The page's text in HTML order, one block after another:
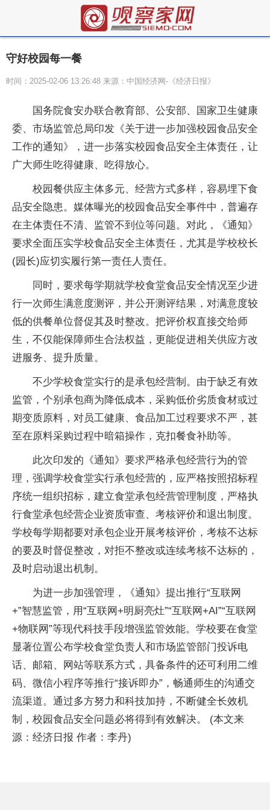
守好校园每一餐
时间：2025-02-06 13:26:48 来源：中国经济网-《经济日报》
国务院食安办联合教育部、公安部、国家卫生健康
委、市场监管总局印发《关于进一步加强校园食品安全
工作的通知》，进一步落实校园食品安全主体责任，让
广大师生吃得健康、吃得放心。
校园餐供应主体多元、经营方式多样，容易埋下食
品安全隐患。媒体曝光的校园食品安全事件中，普遍存
在主体责任不清、监管不到位等问题。对此，《通知》
要求全面压实学校食品安全主体责任，尤其是学校校长
(园长)应切实履行第一责任人责任。
同时，要求每学期就学校食堂食品安全情况至少进
行一次师生满意度测评，并公开测评结果，对满意度较
低的供餐单位督促其及时整改。把评价权直接交给师
生，不仅能保障师生合法权益，更能促进相关供应方改
进服务、提升质量。
不少学校食堂实行的是承包经营制。由于缺乏有效
监管，个别承包商为降低成本，采购低价劣质食材或过
期变质原料，对员工健康、食品加工过程要求不严，甚
至在原料采购过程中暗箱操作，克扣餐食补助等。
此次印发的《通知》要求严格承包经营行为的管
理，强调学校食堂实行承包经营的，应严格按照招标程
序统一组织招标，建立食堂承包经营管理制度，严格执
行食堂承包经营企业资质审查、考核评价和退出制度。
学校每学期都要对承包企业开展考核评价，考核不达标
的要及时督促整改，对拒不整改或连续考核不达标的，
及时启动退出机制。
为进一步加强管理，《通知》提出推行“互联网
+”智慧监管，用“互联网+明厨亮灶”“互联网+AI”“互联网
+物联网”等现代科技手段增强监管效能。学校要在食堂
显著位置公布学校食堂负责人和市场监管部门投诉电
话、邮箱、网站等联系方式，具备条件的还可利用二维
码、微信小程序等推行“接诉即办”，畅通师生的沟通交
流渠道。通过多方努力和科技加持，不断健全长效机
制，校园食品安全问题必将得到有效解决。 (本文来
源：经济日报 作者：李丹)